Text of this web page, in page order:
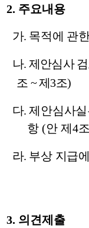
2. 주요내용
가. 목적에 관
나.제안심사
조 ~제 3조)
다.제안심사
항(안 제4
라. 부상 지급
3. 의견제출